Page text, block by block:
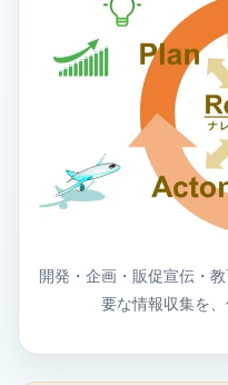
開発・企画・販促宣伝・
要な情報収集を